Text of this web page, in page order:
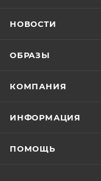
НОВОСТИ
ОБРАЗЫ
КОМПАНИЯ
ИНФОРМАЦИЯ
ПОМОЩЬ